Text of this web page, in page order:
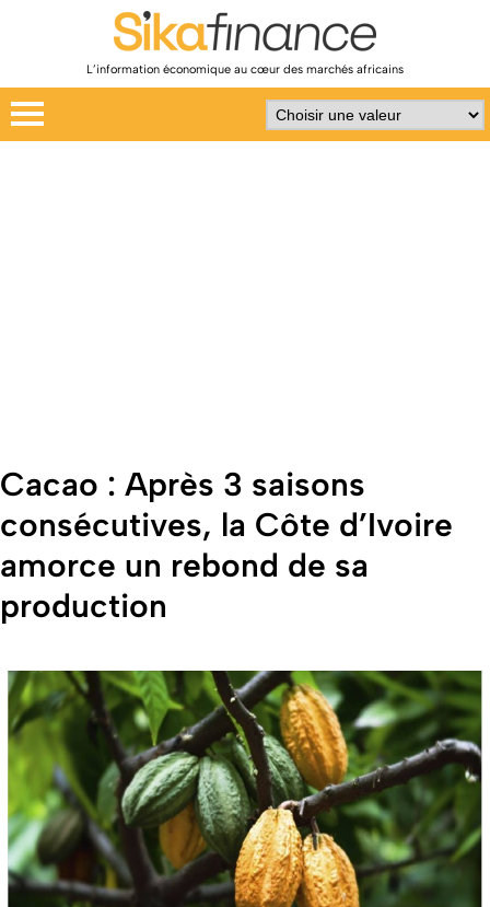
L’information économique au cœur des marchés africains
Cacao : Après 3 saisons
consécutives, la Côte d’Ivoire
amorce un rebond de sa
production